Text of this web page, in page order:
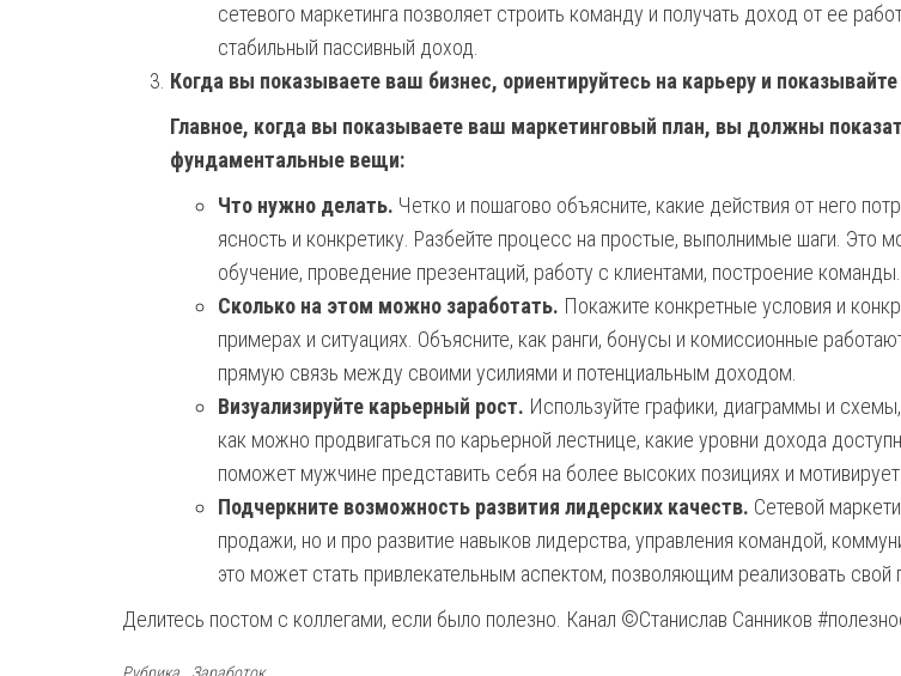
сетевого маркетинга позволяет строить команду и получать доход от ее
стабильный пассивный доход.
Когда вы показываете ваш бизнес, ориентируйтесь на карьеру и
Главное, когда вы показываете ваш маркетинговый план, вы должны
фундаментальные вещи:
Что нужно делать. Четко и пошагово объясните, какие действия от него
ясность и конкретику. Разбейте процесс на простые, выполнимые шаги. Это
обучение, проведение презентаций, работу с клиентами, построение команды.
Сколько на этом можно заработать. Покажите конкретные условия и
примерах и ситуациях. Объясните, как ранги, бонусы и комиссионные
прямую связь между своими усилиями и потенциальным доходом.
Визуализируйте карьерный рост. Используйте графики, диаграммы и
как можно продвигаться по карьерной лестнице, какие уровни дохода
поможет мужчине представить себя на более высоких позициях и
Подчеркните возможность развития лидерских качеств. Сетевой
продажи, но и про развитие навыков лидерства, управления командой,
это может стать привлекательным аспектом, позволяющим реализовать свой
Делитесь постом с коллегами, если было полезно. Канал ©Станислав Санников